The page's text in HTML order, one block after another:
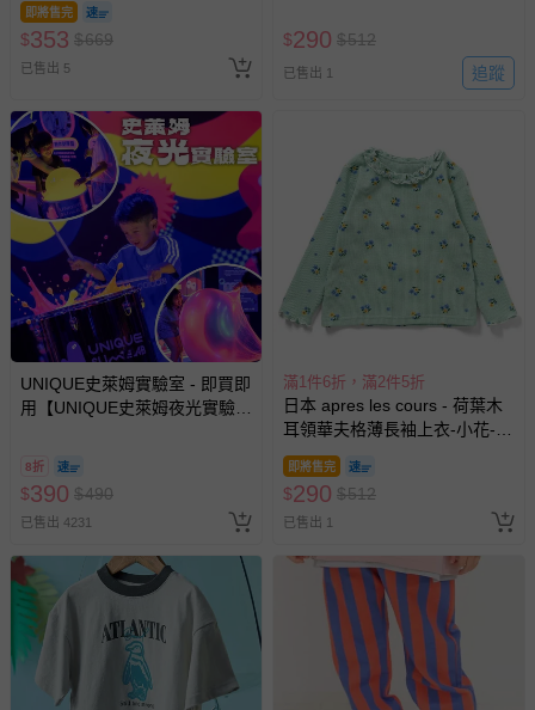
即將售完
$353 $669
已售出 5
$290 $512
已售出 1 追蹤
UNIQUE史萊姆實驗室 - 即買即
用【UNIQUE史萊姆夜光實驗室
人小孩均一價(3歲以上需購票))
8折
$390 $490
已售出 4231
滿1件6折，滿2件5折
日本 apres les cours - 荷葉木
耳領華夫格薄長袖上衣-小花-薄
荷綠
即將售完
$290 $512
已售出 1